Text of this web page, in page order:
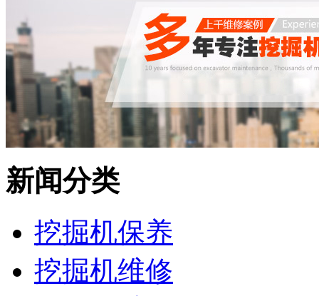
新闻分类
挖掘机保养
挖掘机维修